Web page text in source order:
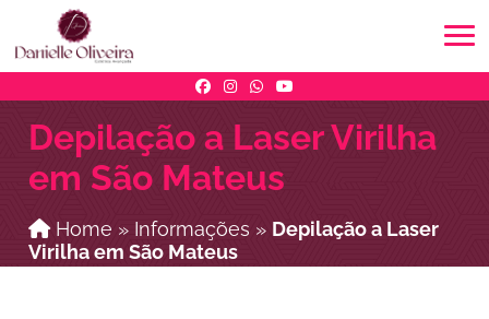
Depilação a Laser Virilha
em São Mateus
Home » Informações » Depilação a Laser
Virilha em São Mateus